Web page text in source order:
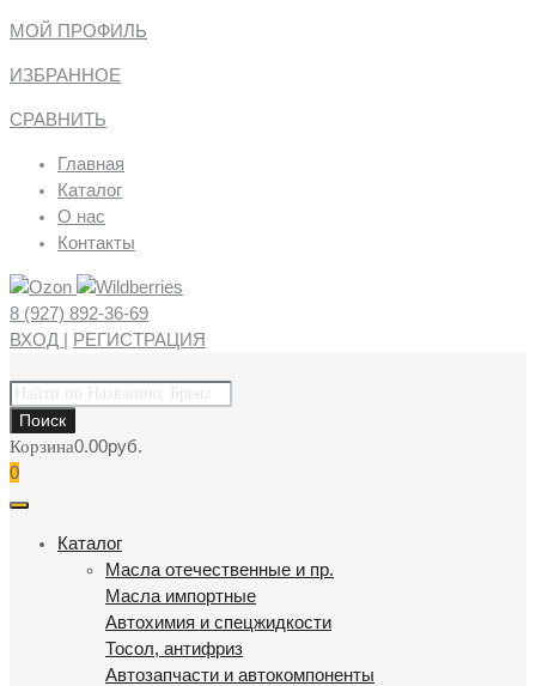
МОЙ ПРОФИЛЬ
ИЗБРАННОЕ
СРАВНИТЬ
Главная
Каталог
О нас
Контакты
8 (927) 892-36-69
ВХОД | РЕГИСТРАЦИЯ
Поиск
товаров
Поиск
Корзина0.00руб.
0
Каталог
Масла отечественные и пр.
Масла импортные
Автохимия и спецжидкости
Тосол, антифриз
Автозапчасти и автокомпоненты